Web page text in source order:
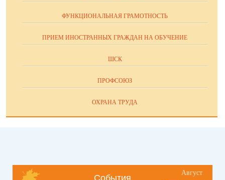
ФУНКЦИОНАЛЬНАЯ ГРАМОТНОСТЬ
ПРИЕМ ИНОСТРАННЫХ ГРАЖДАН НА ОБУЧЕНИЕ
ШСК
ПРОФСОЮЗ
ОХРАНА ТРУДА
События
Август